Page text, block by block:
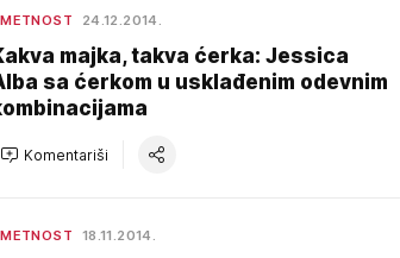
24.12.2014.
majka, takva ćerka: Jessica
sa ćerkom u usklađenim odevnim
Komentariši
18.11.2014.